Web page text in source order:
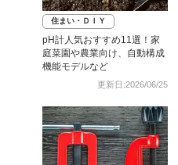
住まい・ＤＩＹ
pH計人気おすすめ11選！家
庭菜園や農業向け、自動構成
機能モデルなど
更新日:2026/06/25